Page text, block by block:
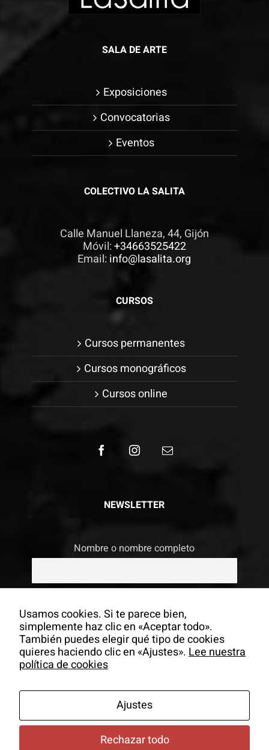
SALA DE ARTE
Exposiciones
Convocatorias
Eventos
COLECTIVO LA SALITA
Calle Manuel Llaneza, 44, Gijón
Móvil:+34663525422
Email:info@lasalita.org
CURSOS
Cursos permanentes
Cursos monográficos
Cursos online
NEWSLETTER
Nombre o nombre completo
Si continúas, aceptas la política de
privacidad
Usamos cookies. Si te parece bien,
simplemente haz clic en «Aceptar todo».
También puedes elegir qué tipo de cookies
quieres haciendo clic en «Ajustes».Lee nuestra
política de cookies
Ajustes
Rechazar todo